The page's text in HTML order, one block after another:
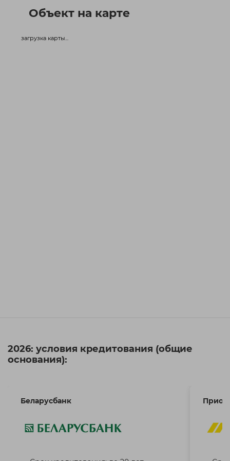
Объект на карте
загрузка карты...
2026: условия кредитования (общие
основания):
Беларусбанк